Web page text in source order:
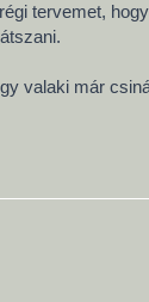
tervemet,
valaki már